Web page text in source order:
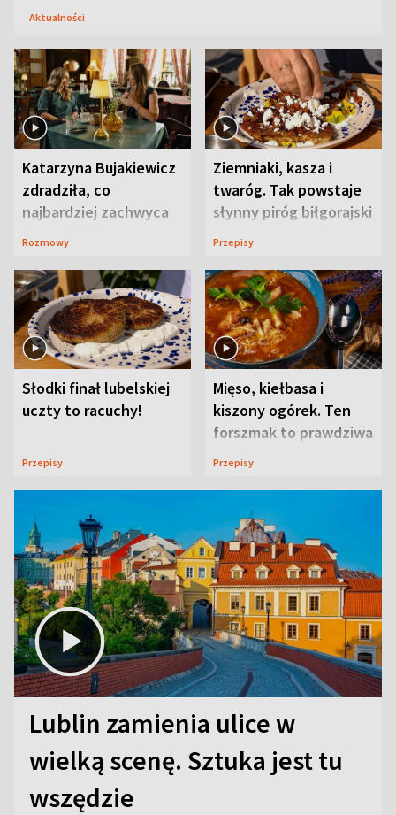
Aktualności
Katarzyna Bujakiewicz
zdradziła, co
najbardziej zachwyca
ją w Lublinie
Rozmowy
Ziemniaki, kasza i
twaróg. Tak powstaje
słynny piróg biłgorajski
Przepisy
Słodki finał lubelskiej
uczty to racuchy!
Przepisy
Mięso, kiełbasa i
kiszony ogórek. Ten
forszmak to prawdziwa
uczta
Przepisy
Lublin zamienia ulice w
wielką scenę. Sztuka jest tu
wszędzie